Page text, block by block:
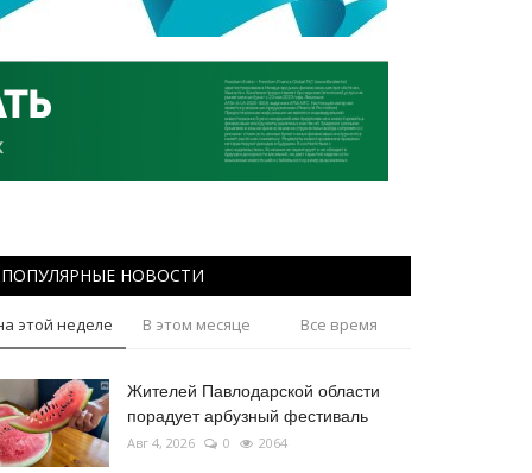
ПОПУЛЯРНЫЕ НОВОСТИ
этой неделе В этом месяце Все время
Жителей Павлодарской области
порадует арбузный фестиваль
Авг 4, 2026 0 2064